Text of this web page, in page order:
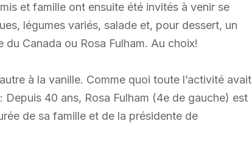
et famille ont ensuite été invités à venir se
légumes variés, salade et, pour dessert, un
Canada ou Rosa Fulham. Au choix!
à la vanille. Comme quoi toute l’activité avait
40 ans, Rosa Fulham (4e de gauche) est
de sa famille et de la présidente de